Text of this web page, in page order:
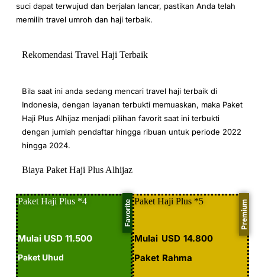
suci dapat terwujud dan berjalan lancar, pastikan Anda telah
memilih travel umroh dan haji terbaik.
Rekomendasi Travel Haji Terbaik
Bila saat ini anda sedang mencari travel haji terbaik di
Indonesia, dengan layanan terbukti memuaskan, maka Paket
Haji Plus Alhijaz menjadi pilihan favorit saat ini terbukti
dengan jumlah pendaftar hingga ribuan untuk periode 2022
hingga 2024.
Biaya Paket Haji Plus Alhijaz
Favorite
Paket Haji Plus *4
Mulai USD 11.500
Paket Uhud
Premium
Paket Haji Plus *5
Mulai USD 14.800
Paket Rahma